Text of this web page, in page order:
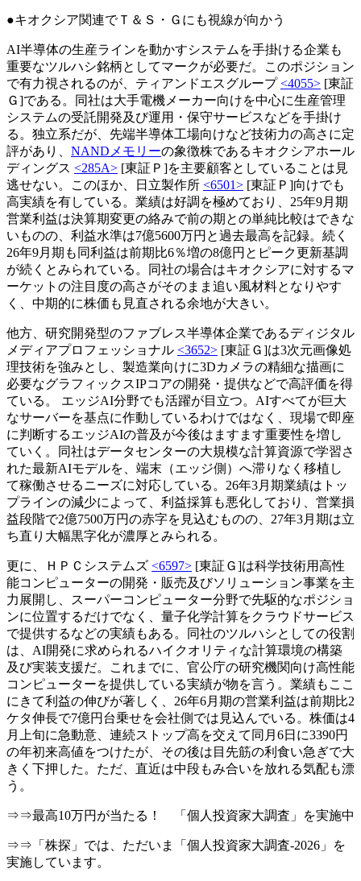
●キオクシア関連でＴ＆Ｓ・Ｇにも視線が向かう
AI半導体の生産ラインを動かすシステムを手掛ける企業も
重要なツルハシ銘柄としてマークが必要だ。このポジション
で有力視されるのが、ティアンドエスグループ<4055> [東証
Ｇ]である。同社は大手電機メーカー向けを中心に生産管理
システムの受託開発及び運用・保守サービスなどを手掛け
る。独立系だが、先端半導体工場向けなど技術力の高さに定
評があり、 NANDメモリーの象徴株であるキオクシアホール
ディングス <285A> [東証Ｐ]を主要顧客としていることは見
逃せない。このほか、日立製作所 <6501> [東証Ｐ]向けでも
高実績を有している。業績は好調を極めており、25年9月期
営業利益は決算期変更の絡みで前の期との単純比較はできな
いものの、利益水準は7億5600万円と過去最高を記録。続く
26年9月期も同利益は前期比6％増の8億円とピーク更新基調
が続くとみられている。同社の場合はキオクシアに対するマ
ーケットの注目度の高さがそのまま追い風材料となりやす
く、中期的に株価も見直される余地が大きい。
他方、研究開発型のファブレス半導体企業であるディジタル
メディアプロフェッショナル <3652> [東証Ｇ]は3次元画像処
理技術を強みとし、製造業向けに3Dカメラの精細な描画に
必要なグラフィックスIPコアの開発・提供などで高評価を得
ている。 エッジAI分野でも活躍が目立つ。AIすべてが巨大
なサーバーを基点に作動しているわけではなく、現場で即座
に判断するエッジAIの普及が今後はますます重要性を増し
ていく。同社はデータセンターの大規模な計算資源で学習さ
れた最新AIモデルを、端末（エッジ側）へ滞りなく移植し
て稼働させるニーズに対応している。26年3月期業績はトッ
プラインの減少によって、利益採算も悪化しており、営業損
益段階で2億7500万円の赤字を見込むものの、27年3月期は立
ち直り大幅黒字化が濃厚とみられる。
更に、ＨＰＣシステムズ <6597> [東証Ｇ]は科学技術用高性
能コンピューターの開発・販売及びソリューション事業を主
力展開し、スーパーコンピューター分野で先駆的なポジショ
ンに位置するだけでなく、量子化学計算をクラウドサービス
で提供するなどの実績もある。同社のツルハシとしての役割
は、AI開発に求められるハイクオリティな計算環境の構築
及び実装支援だ。これまでに、官公庁の研究機関向け高性能
コンピューターを提供している実績が物を言う。業績もここ
にきて利益の伸びが著しく、26年6月期の営業利益は前期比2
ケタ伸長で7億円台乗せを会社側では見込んでいる。株価は4
月上旬に急動意、連続ストップ高を交えて同月6日に3390円
の年初来高値をつけたが、その後は目先筋の利食い急ぎで大
きく下押した。ただ、直近は中段もみ合いを放れる気配も漂
う。
⇒⇒最高10万円が当たる！ 「個人投資家大調査」を実施中
⇒⇒「株探」では、ただいま「個人投資家大調査-2026」を
実施しています。